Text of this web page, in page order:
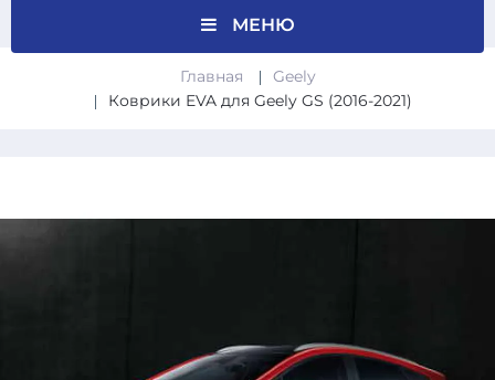
МЕНЮ
Главная
Geely
Коврики EVA для Geely GS (2016-2021)